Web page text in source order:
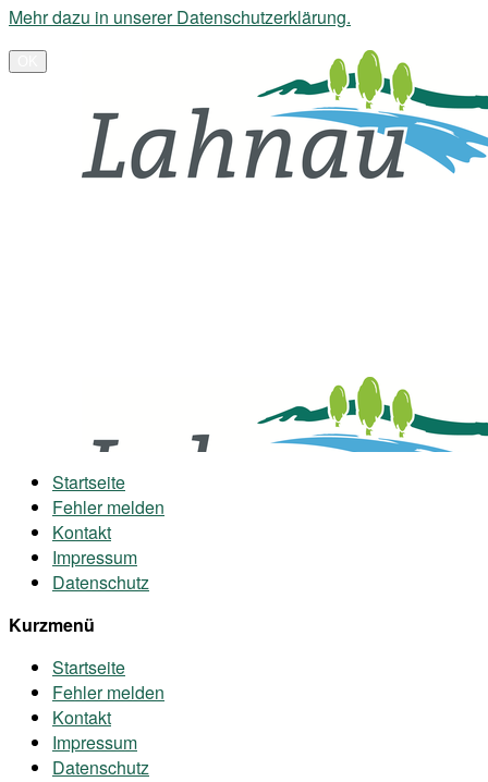
Mehr dazu in unserer Datenschutzerklärung.
Startseite
Fehler melden
Kontakt
Impressum
Datenschutz
Kurzmenü
Startseite
Fehler melden
Kontakt
Impressum
Datenschutz